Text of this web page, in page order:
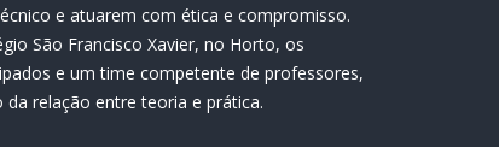
e atuarem com ética e compromisso.
São Francisco Xavier, no Horto, os
e um time competente de professores,
relação entre teoria e prática.